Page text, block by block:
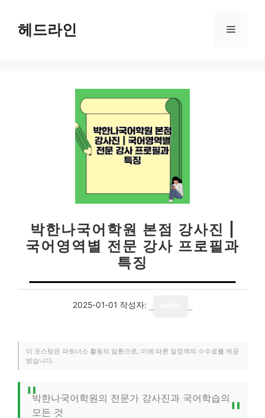
헤드라인 메
박한나국어학원 본점 강사진 |
국어영역별 전문 강사 프로필과
특징
2025-01-01 작성자:
이 포스팅은 파트너스 활동의 일환으로, 이에 따른 일정액의 수수료를 제공
받습니다.
박한나국어학원의 전문가 강사진과 국어학습의
모든 것